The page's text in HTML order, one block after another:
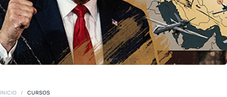
INICIO / CURSOS